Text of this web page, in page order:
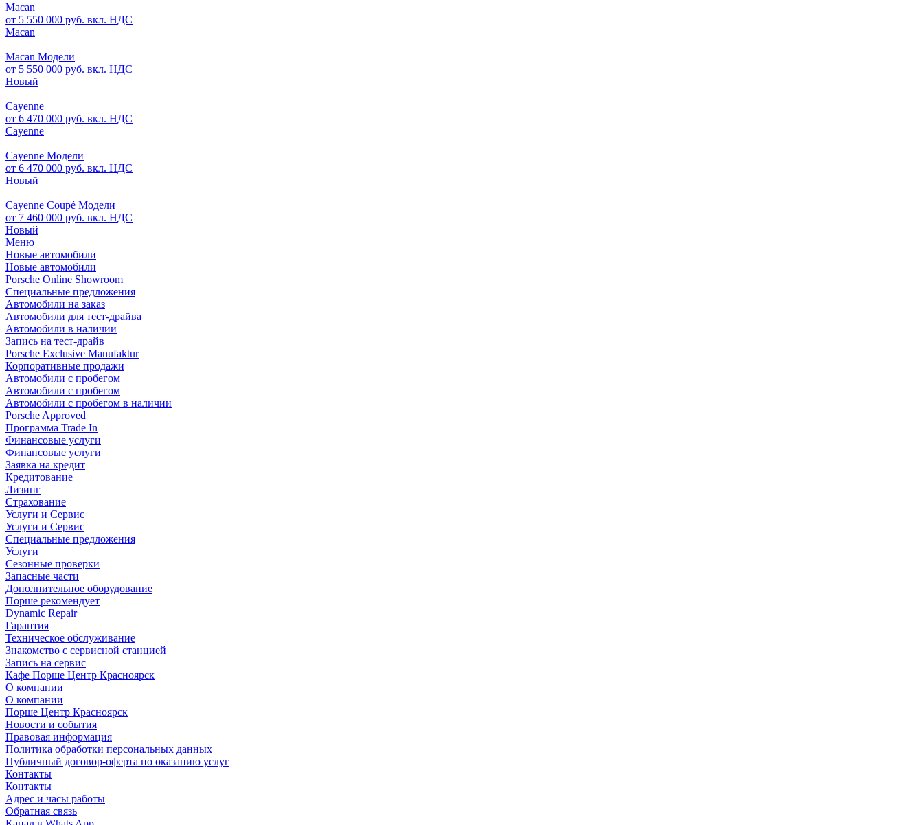
Macan
от 5 550 000 руб. вкл. НДС
Macan
Macan Модели
от 5 550 000 руб. вкл. НДС
Новый
Cayenne
от 6 470 000 руб. вкл. НДС
Cayenne
Cayenne Модели
от 6 470 000 руб. вкл. НДС
Новый
Cayenne Coupé Модели
от 7 460 000 руб. вкл. НДС
Новый
Меню
Новые автомобили
Новые автомобили
Porsche Online Showroom
Специальные предложения
Автомобили на заказ
Автомобили для тест-драйва
Автомобили в наличии
Запись на тест-драйв
Porsche Exclusive Manufaktur
Корпоративные продажи
Автомобили с пробегом
Автомобили с пробегом
Автомобили с пробегом в наличии
Porsche Approved
Программа Trade In
Финансовые услуги
Финансовые услуги
Заявка на кредит
Кредитование
Лизинг
Страхование
Услуги и Сервис
Услуги и Сервис
Специальные предложения
Услуги
Сезонные проверки
Запасные части
Дополнительное оборудование
Порше рекомендует
Dynamic Repair
Гарантия
Техническое обслуживание
Знакомство с сервисной станцией
Запись на сервис
Кафе Порше Центр Красноярск
О компании
О компании
Порше Центр Красноярск
Новости и события
Правовая информация
Политика обработки персональных данных
Публичный договор-оферта по оказанию услуг
Контакты
Контакты
Адрес и часы работы
Обратная связь